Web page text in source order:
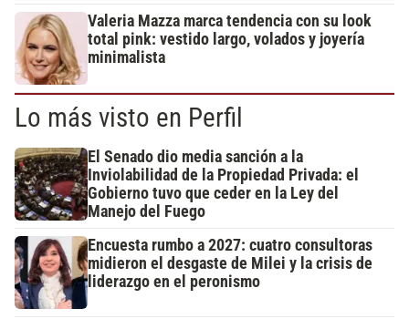
Valeria Mazza marca tendencia con su look
total pink: vestido largo, volados y joyería
minimalista
Lo más visto en Perfil
El Senado dio media sanción a la
Inviolabilidad de la Propiedad Privada: el
Gobierno tuvo que ceder en la Ley del
Manejo del Fuego
Encuesta rumbo a 2027: cuatro consultoras
midieron el desgaste de Milei y la crisis de
liderazgo en el peronismo